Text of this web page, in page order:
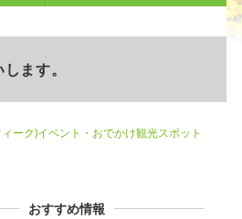
ます。
ーク)イベント・おでかけ観光スポット
おすすめ情報